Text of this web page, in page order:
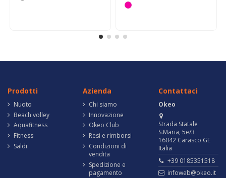
Prodotti
Nuoto
Beach volley
Aquafitness
Fitness
Saldi
Azienda
Chi siamo
Innovazione
Okeo Club
Resi e rimborsi
Condizioni di
vendita
Spedizione e
pagamento
Contattaci
Okeo
Strada Statale
S.Maria, 5e/3
16042 Carasco GE
Italia
+39 0185351518
infoweb@okeo.it